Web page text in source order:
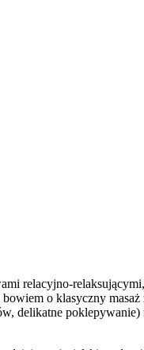
relacyjno-
o klasyczny
delikatne poklepywanie)